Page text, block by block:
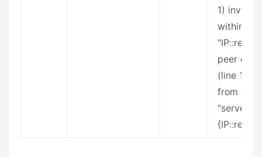
1)
within
peer
(line 1)
from